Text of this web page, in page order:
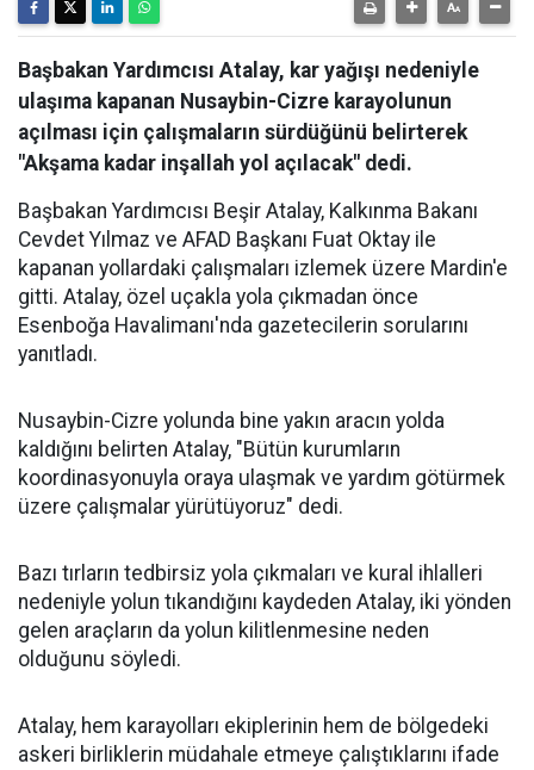
Başbakan Yardımcısı Atalay, kar yağışı nedeniyle
ulaşıma kapanan Nusaybin-Cizre karayolunun
açılması için çalışmaların sürdüğünü belirterek
"Akşama kadar inşallah yol açılacak" dedi.
Başbakan Yardımcısı Beşir Atalay, Kalkınma Bakanı
Cevdet Yılmaz ve AFAD Başkanı Fuat Oktay ile
kapanan yollardaki çalışmaları izlemek üzere Mardin'e
gitti. Atalay, özel uçakla yola çıkmadan önce
Esenboğa Havalimanı'nda gazetecilerin sorularını
yanıtladı.
Nusaybin-Cizre yolunda bine yakın aracın yolda
kaldığını belirten Atalay, "Bütün kurumların
koordinasyonuyla oraya ulaşmak ve yardım götürmek
üzere çalışmalar yürütüyoruz" dedi.
Bazı tırların tedbirsiz yola çıkmaları ve kural ihlalleri
nedeniyle yolun tıkandığını kaydeden Atalay, iki yönden
gelen araçların da yolun kilitlenmesine neden
olduğunu söyledi.
Atalay, hem karayolları ekiplerinin hem de bölgedeki
askeri birliklerin müdahale etmeye çalıştıklarını ifade